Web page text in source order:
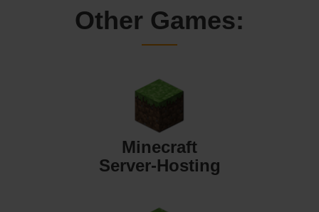
Other Games:
Minecraft
Server-Hosting